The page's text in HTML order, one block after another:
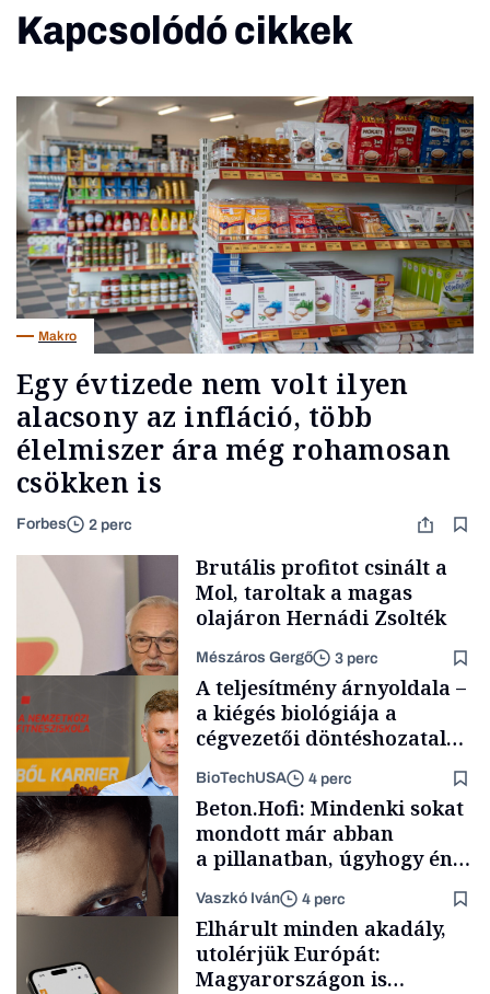
Kapcsolódó cikkek
Makro
Egy évtizede nem volt ilyen
alacsony az infláció, több
élelmiszer ára még rohamosan
csökken is
Forbes 2 perc
Befektetés
Brutális profitot csinált a
Mol, taroltak a magas
olajáron Hernádi Zsolték
Mészáros Gergő 3 perc
Content Lab HUB
A teljesítmény árnyoldala –
a kiégés biológiája a
cégvezetői döntéshozatal
BioTechUSA 4 perc
Beton.Hofi: Mindenki sokat
mondott már abban
a pillanatban, úgyhogy én
a legsarkosabb
gondolataimat akartam
kimondani
Vaszkó Iván 4 perc
Elhárult minden akadály,
utolérjük Európát:
Magyarországon is